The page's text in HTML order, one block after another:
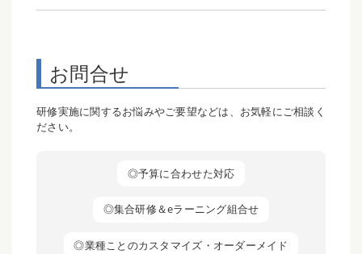
お問合せ
研修実施に関するお悩みやご要望などは、お気軽にご相談く
ださい。
◎予算に合わせた対応
◎集合研修＆eラーニング組合せ
◎業種ことのカスタマイズ・オーダーメイド